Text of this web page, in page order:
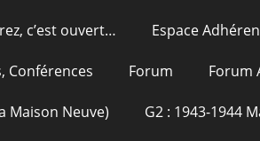
c’est ouvert… Espace
Conférences Forum Forum
Maison Neuve) G2 : 1943-1944